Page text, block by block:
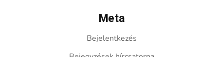
Meta
Bejelentkezés